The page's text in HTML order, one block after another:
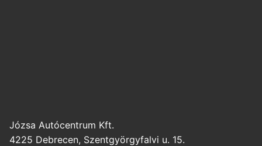
Józsa Autócentrum Kft.
4225 Debrecen, Szentgyörgyfalvi u. 15.